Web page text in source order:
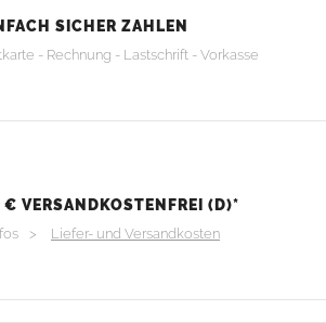
SICHER ZAHLEN
- Rechnung - Lastschrift - Vorkasse
VERSANDKOSTENFREI (D)*
> Liefer- und Versandkosten